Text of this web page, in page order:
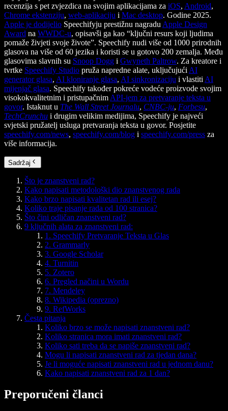
recenzija s pet zvjezdica na svojim aplikacijama za iOS, Android,
Chrome ekstenziju, web-aplikaciju i Mac desktop. Godine 2025.
Apple je dodijelio Speechifyju prestižnu nagradu Apple Design
Award na WWDC-u, opisavši ga kao “ključni resurs koji ljudima
pomaže živjeti svoje živote”. Speechify nudi više od 1000 prirodnih
glasova na više od 60 jezika i koristi se u gotovo 200 zemalja. Među
glasovima slavnih su Snoop Dogg i Gwyneth Paltrow. Za kreatore i
tvrtke Speechify Studio pruža napredne alate, uključujući AI
generator glasa, AI kloniranje glasa, AI sinkronizaciju i vlastiti AI
mijenjač glasa. Speechify također pokreće vodeće proizvode svojim
visokokvalitetnim i pristupačnim API-jem za pretvaranje teksta u
govor. Istaknut u The Wall Street Journalu, CNBC-ju, Forbesu,
TechCrunchu i drugim velikim medijima, Speechify je najveći
svjetski pružatelj usluga pretvaranja teksta u govor. Posjetite
speechify.com/news, speechify.com/blog i speechify.com/press za
više informacija.
Sadržaj
Što je znanstveni rad?
Kako napisati metodološki dio znanstvenog rada
Kako brzo napisati kvalitetan rad ili esej?
Koliko traje pisanje rada od 100 stranica?
Što čini odličan znanstveni rad?
9 ključnih alata za znanstveni rad:
1. Speechify Pretvaranje Teksta u Glas
2. Grammarly
3. Google Scholar
4. Turnitin
5. Zotero
6. Pregled načini u Wordu
7. Mendeley
8. Wikipedia (oprezno)
9. RefWorks
Česta pitanja
Koliko brzo se može napisati znanstveni rad?
Koliko stranica mora imati znanstveni rad?
Koliko sati treba da se napiše znanstveni rad?
Mogu li napisati znanstveni rad za tjedan dana?
Je li moguće napisati znanstveni rad u jednom danu?
Kako napisati znanstveni rad za 1 dan?
Preporučeni članci